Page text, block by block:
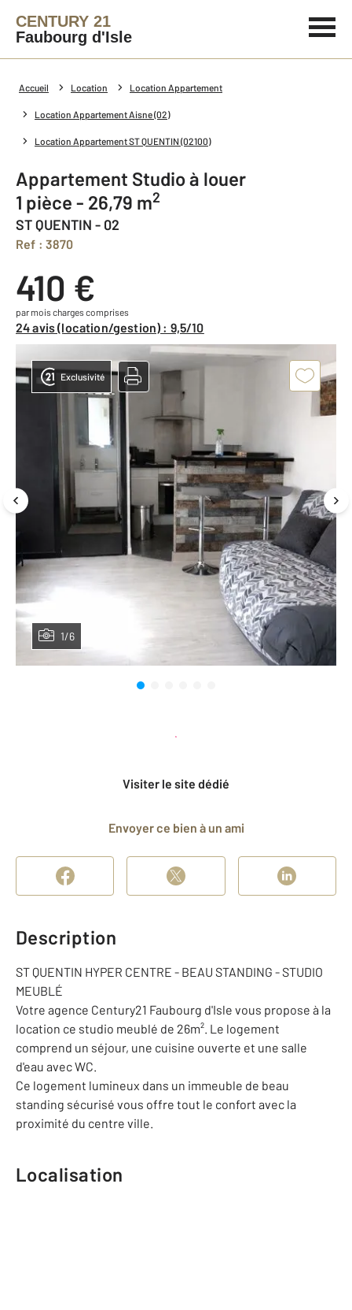
CENTURY 21
Faubourg d'Isle
Accueil Location Location Appartement
Location Appartement Aisne (02)
Location Appartement ST QUENTIN (02100)
Appartement Studio à louer
1 pièce - 26,79 m2
ST QUENTIN - 02
Ref : 3870
410 €
par mois charges comprises
24 avis (location/gestion) : 9,5/10
1/6
Exclusivité
Visiter le site dédié
Envoyer ce bien à un ami
Description
ST QUENTIN HYPER CENTRE - BEAU STANDING - STUDIO
MEUBLÉ
Votre agence Century21 Faubourg d'Isle vous propose à la
location ce studio meublé de 26m². Le logement
comprend un séjour, une cuisine ouverte et une salle
d'eau avec WC.
Ce logement lumineux dans un immeuble de beau
standing sécurisé vous offre tout le confort avec la
proximité du centre ville.
Localisation